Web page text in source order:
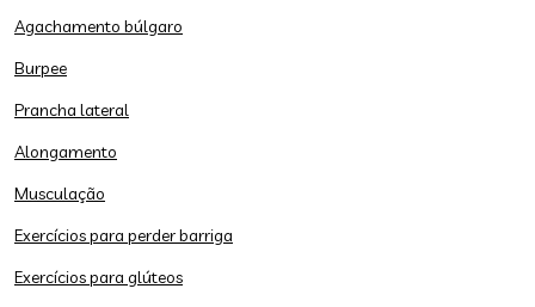
Agachamento búlgaro
Burpee
Prancha lateral
Alongamento
Musculação
Exercícios para perder barriga
Exercícios para glúteos